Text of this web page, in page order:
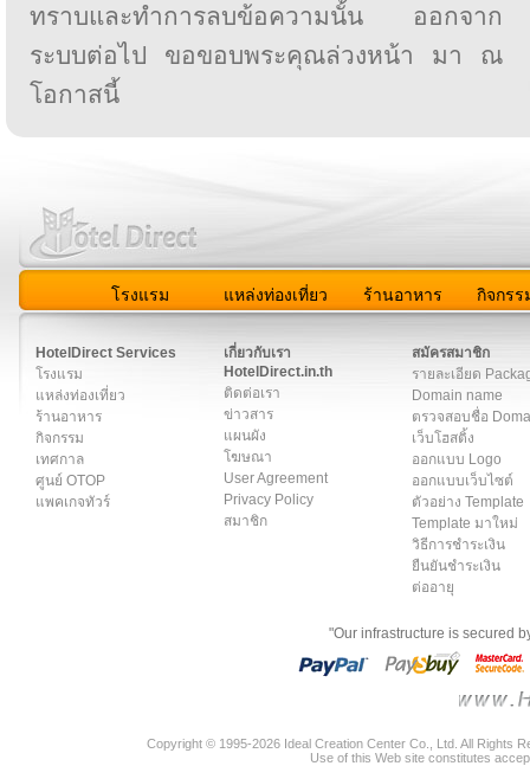
ทราบและทำการลบข้อความนั้น ออกจาก
ระบบต่อไป ขอขอบพระคุณล่วงหน้า มา ณ
โอกาสนี้
โรงแรม แหล่งท่องเที่ยว ร้านอาหาร กิจกรร
HotelDirect Services
โรงแรม
แหล่งท่องเที่ยว
ร้านอาหาร
กิจกรรม
เทศกาล
ศูนย์ OTOP
แพคเกจทัวร์
เกี่ยวกับเรา
HotelDirect.in.th
ติดต่อเรา
ข่าวสาร
แผนผัง
โฆษณา
User Agreement
Privacy Policy
สมาชิก
สมัครสมาชิก
รายละเอียด
Domain name
ตรวจสอบชื่อ
เว็บโฮสติ้ง
ออกแบบ Logo
ออกแบบเว็บไซต์
ตัวอย่าง Template
Template มาใหม่
วิธีการชำระเงิน
ยืนยันชำระเงิน
ต่ออายุ
"Our infrastructure is secured
Copyright © 1995-2026 Ideal Creation Center Co., Ltd. All Rights
Use of this Web site constitutes